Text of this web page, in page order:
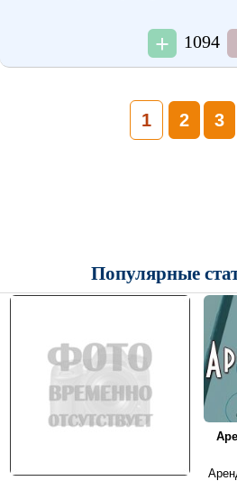
1094
1 2 3
Популярные